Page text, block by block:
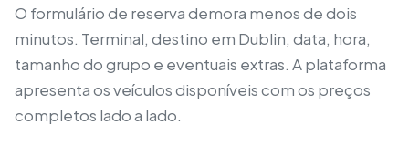
O formulário de reserva demora menos de dois
minutos. Terminal, destino em Dublin, data, hora,
tamanho do grupo e eventuais extras. A plataforma
apresenta os veículos disponíveis com os preços
completos lado a lado.